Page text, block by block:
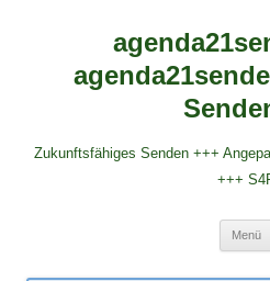
Zukunftsfähiges Senden +++
+++
Menü